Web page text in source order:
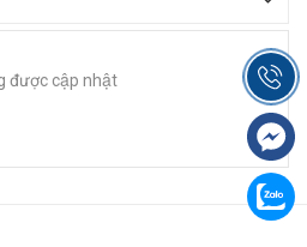
được cập nhật